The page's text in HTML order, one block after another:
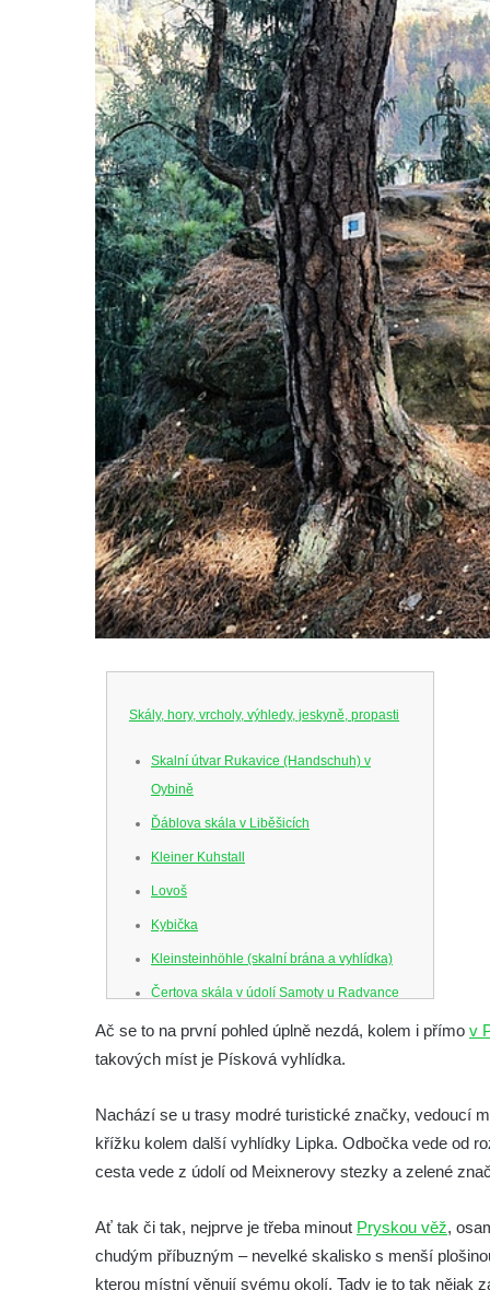
Skály, hory, vrcholy, výhledy, jeskyně, propasti
Skalní útvar Rukavice (Handschuh) v
Oybině
Ďáblova skála v Liběšicích
Kleiner Kuhstall
Lovoš
Kybička
Kleinsteinhöhle (skalní brána a vyhlídka)
Čertova skála v údolí Samoty u Radvance
Skalní branka pod rozhlednou Čáp v
Teplických skalách
skalách
Vyhlídka Lokomotiva v Teplických skalách
Kamenná brána v Broumovských stěnách
Vyhlídka Koruna v Broumovských stěnách
Vyhlídkové místo na cestě k vyhlídce
Koruna v Broumovských stěnách
Ač se to na první pohled úplně nezdá, kolem i přímo v
takových míst je Písková vyhlídka.
Nachází se u trasy modré turistické značky, vedoucí
křížku kolem další vyhlídky Lipka. Odbočka vede od
cesta vede z údolí od Meixnerovy stezky a zelené
Ať tak či tak, nejprve je třeba minout Pryskou věž,
chudým příbuzným – nevelké skalisko s menší
kterou místní věnují svému okolí. Tady je to tak nějak